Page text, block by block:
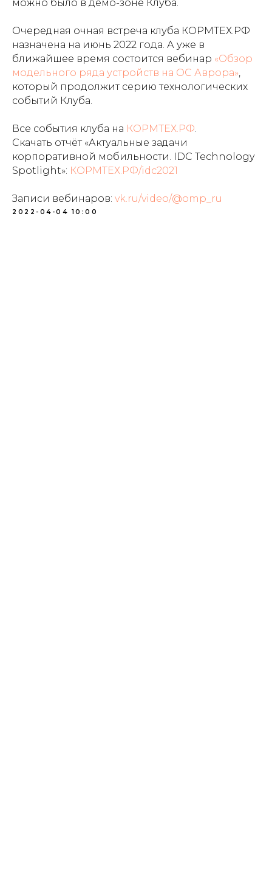
можно было в демо-зоне Клуба.
Очередная очная встреча клуба КОРМТЕХ.РФ
назначена на июнь 2022 года. А уже в
ближайшее время состоится вебинар «Обзор
модельного ряда устройств на ОС Аврора»,
который продолжит серию технологических
событий Клуба.
Все события клуба на КОРМТЕХ.РФ.
Скачать отчёт «Актуальные задачи
корпоративной мобильности. IDC Technology
Spotlight»: КОРМТЕХ.РФ/idc2021
Записи вебинаров: vk.ru/video/@omp_ru
2022-04-04 10:00